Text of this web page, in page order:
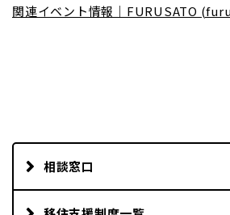
関連イベント情報｜FURUSATO
相談窓口